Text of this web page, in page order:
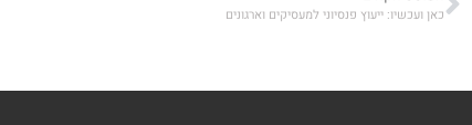
כאן ועכשיו: ייעוץ פנסיוני למעסיקים וארגונים